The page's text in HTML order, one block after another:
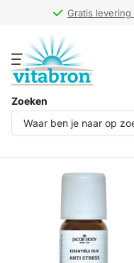
Gratis levering
Gratis levering
Zoeken
Producten (1)